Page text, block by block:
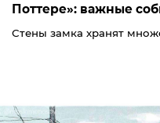
Поттере»: важные
Стены замка хранят